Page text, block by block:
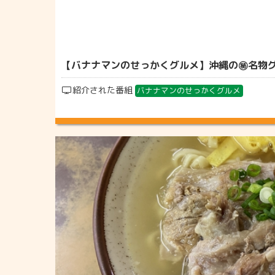
【バナナマンのせっかくグルメ】沖縄の㊙名
紹介された番組 バナナマンのせっかくグルメ